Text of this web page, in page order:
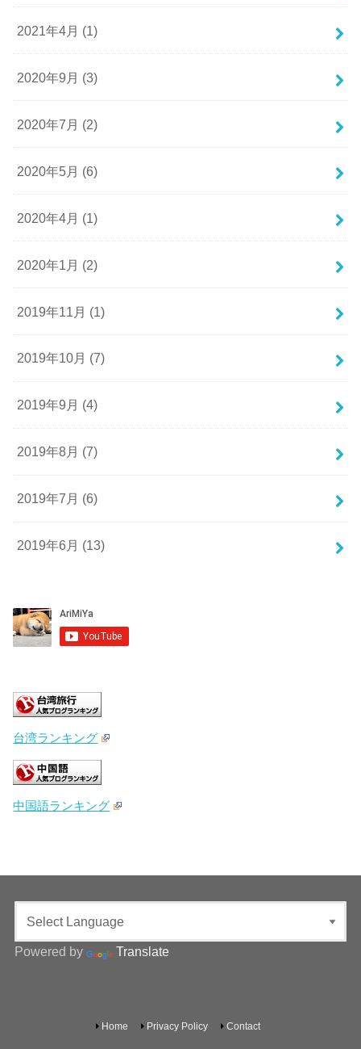
2021年4月 (1)
2020年9月 (3)
2020年7月 (2)
2020年5月 (6)
2020年4月 (1)
2020年1月 (2)
2019年11月 (1)
2019年10月 (7)
2019年9月 (4)
2019年8月 (7)
2019年7月 (6)
2019年6月 (13)
台湾ランキング
中国語ランキング
Powered by Translate
Home Privacy Policy Contact